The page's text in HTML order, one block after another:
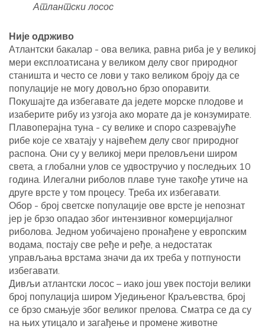
Атлантски лосос
Није одрживо
Атлантски бакалар - ова велика, равна риба је у великој
мери експлоатисана у великом делу свог природног
станишта и често се лови у тако великом броју да се
популације не могу довољно брзо опоравити.
Покушајте да избегавате да једете морске плодове и
изаберите рибу из узгоја ако морате да је конзумирате.
Плавоперајна туна - су велике и споро сазревајуће
рибе које се хватају у највећем делу свог природног
распона. Они су у великој мери преловљени широм
света, а глобални улов се удвостручио у последњих 10
година. Илегални риболов плаве туне такође утиче на
друге врсте у том процесу. Треба их избегавати.
Обор - број светске популације ове врсте је непознат
јер је брзо опадао због интензивног комерцијалног
риболова. Једном уобичајено пронађене у европским
водама, постају све ређе и ређе, а недостатак
управљања врстама значи да их треба у потпуности
избегавати.
Дивљи атлантски лосос – иако још увек постоји велики
број популација широм Уједињеног Краљевства, број
се брзо смањује због великог прелова. Сматра се да су
на њих утицало и загађење и промене животне